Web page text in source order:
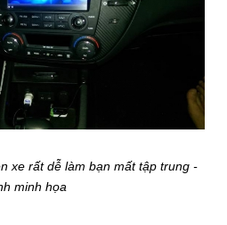
xe rất dễ làm bạn mất tập trung -
minh họa